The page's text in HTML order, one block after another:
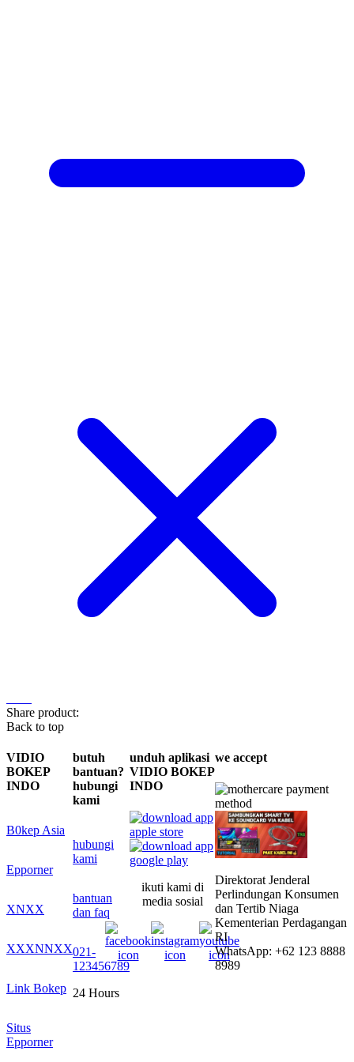
Share product:
Back to top
VIDIO
BOKEP
INDO
B0kep Asia
Epporner
XNXX
XXXNNXX
Link Bokep
Situs
Epporner
butuh
bantuan?
hubungi
kami
hubungi
kami
bantuan
dan faq
021-
123456789
24 Hours
unduh aplikasi
VIDIO BOKEP
INDO
ikuti kami di
media sosial
we accept
Direktorat Jenderal
Perlindungan Konsumen
dan Tertib Niaga
Kementerian Perdagangan
RI
WhatsApp: +62 123 8888
8989